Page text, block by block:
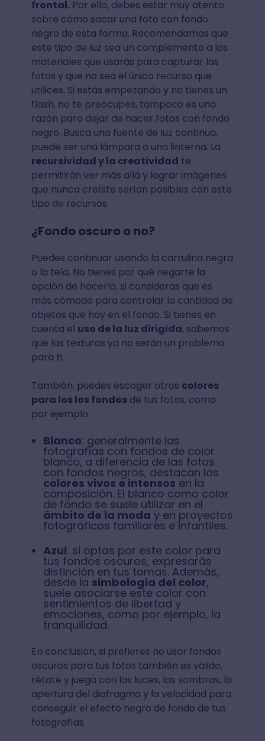
frontal.Por ello, debes estar muy atento
sobre cómo sacar una foto con fondo
negro de esta forma. Recomendamos que
este tipo de luz sea un complemento a los
materiales que usarás para capturar las
fotos y que no sea el único recurso que
utilices. Si estás empezando y no tienes un
flash, no te preocupes, tampoco es una
razón para dejar de hacer fotos con fondo
negro. Busca una fuente de luz continua,
puede ser una lámpara o una linterna. La
recursividad y la creatividad te
permitirán ver más allá y lograr imágenes
que nunca creíste serían posibles con este
tipo de recursos.
¿Fondo oscuro o no?
Puedes continuar usando la cartulina negra
o la tela. No tienes por qué negarte la
opción de hacerlo, si consideras que es
más cómodo para controlar la cantidad de
objetos que hay en el fondo. Si tienes en
cuenta el uso de la luz dirigida, sabemos
que las texturas ya no serán un problema
para ti.
También, puedes escoger otros colores
para los los fondosde tus fotos, como
por ejemplo:
Blanco: generalmente las
fotografías con fondos de color
blanco, a diferencia de las fotos
con fondos negros, destacan los
colores vivos e intensos en la
composición. El blanco como color
de fondo se suele utilizar en el
ámbito de la moda y en proyectos
fotográficos familiares e infantiles.
Azul: si optas por este color para
tus fondos oscuros, expresarás
distinción en tus tomas. Además,
desde la simbología del color,
suele asociarse este color con
sentimientos de libertad y
emociones, como por ejemplo, la
tranquilidad.
En conclusión, si prefieres no usar fondos
oscuros para tus fotos también es válido,
rétate y juega con las luces, las sombras, la
apertura del diafragma y la velocidad para
conseguir el efecto negro de fondo de tus
fotografías.